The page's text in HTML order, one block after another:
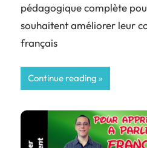
pédagogique complète
souhaitent améliorer leur
français
Continue reading